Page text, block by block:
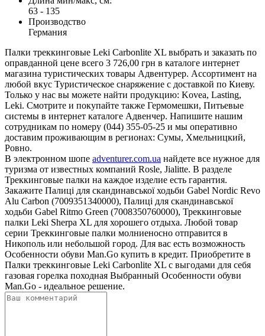
63 - 135
Производство
Германия
Палки треккинговые Leki Carbonlite XL выбрать и заказать по
оправданной цене всего 3 726,00 грн в каталоге интернет
магазина туристических товары Адвентурер. Ассортимент на
любой вкус Туристическое снаряжение с доставкой по Киеву.
Только у нас вы можете найти продукцию: Kovea, Lasting,
Leki. Смотрите и покупайте также Гермомешки, Питьевые
системы в интернет каталоге Адвенчер. Напишите нашим
сотрудникам по номеру (044) 355-05-25 и мы оперативно
доставим проживающим в регионах: Сумы, Хмельницкий,
Ровно.
В электронном шопе adventurer.com.ua найдете все нужное для
туризма от известных компаний Rosle, Jialitte. В разделе
Треккинговые палки на каждое изделие есть гарантия.
Закажите Палиці для скандинавської ходьби Gabel Nordic Revo
Alu Carbon (7009351340000), Палиці для скандинавської
ходьби Gabel Ritmo Green (7008350760000), Треккинговые
палки Leki Sherpa XL для хорошего отдыха. Любой товар
серии Треккинговые палки молниеносно отправится в
Никополь или небольшой город. Для вас есть возможность
Особенности обуви Man.Go купить в кредит. Приобретите в
Палки треккинговые Leki Carbonlite XL с выгодами для себя
газовая горелка походная Выбранный Особенности обуви
Man.Go - идеальное решение.